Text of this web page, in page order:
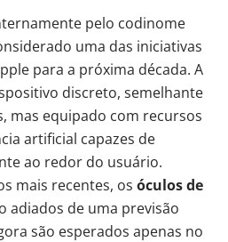
pelo codinome
uma das iniciativas
para a próxima década. A
discreto, semelhante
mas equipado com recursos
artificial capazes de
ao redor do usuário.
mais recentes, os óculos de
adiados de uma previsão
são esperados apenas no